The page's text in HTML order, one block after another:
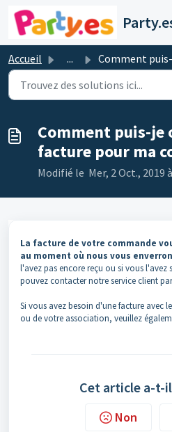
Passer au contenu principal
Accueil ... Comment puis-je obtenir une facture pour ma
Comment puis-je
facture pour ma
Modifié le Mer, 2 Oct., 2019
La facture de votre commande
au moment où nous vous
l'avez pas encore reçu ou si vous l'avez
pouvez contacter notre service client
Si vous avez besoin d'une facture avec
ou de votre association, veuillez
Cet article a-t-
Non